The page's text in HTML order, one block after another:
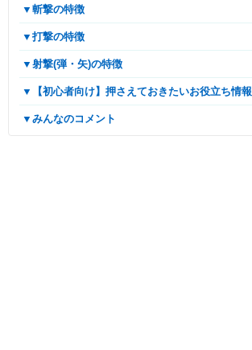
▼斬撃の特徴
▼打撃の特徴
▼射撃(弾・矢)の特徴
▼【初心者向け】押さえておきたいお役立ち情報
▼みんなのコメント